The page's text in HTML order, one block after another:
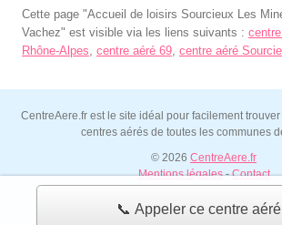
📞 Appeler ce centre aéré
Cette page "Accueil de loisirs Sourcieux Les
Vachez" est visible via les liens suivants :
Rhône-Alpes, centre aéré 69, centre aéré
CentreAere.fr est le site idéal pour facilement
centres aérés de toutes les communes
© 2026 CentreAere.fr
Mentions légales-Contact